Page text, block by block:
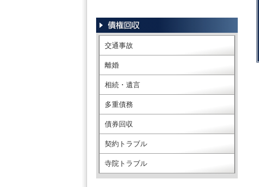
交通事故
離婚
相続・遺言
多重債務
債券回収
契約トラブル
寺院トラブル